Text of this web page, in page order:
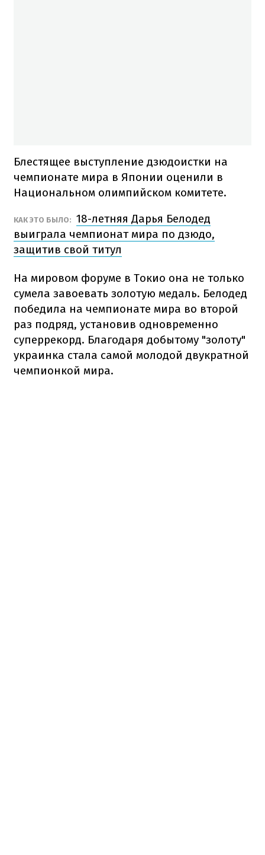
Блестящее выступление дзюдоистки на
чемпионате мира в Японии оценили в
Национальном олимпийском комитете.
КАК ЭТО БЫЛО: 18-летняя Дарья Белодед
выиграла чемпионат мира по дзюдо,
защитив свой титул
На мировом форуме в Токио она не только
сумела завоевать золотую медаль. Белодед
победила на чемпионате мира во второй
раз подряд, установив одновременно
суперрекорд. Благодаря добытому "золоту"
украинка стала самой молодой двукратной
чемпионкой мира.